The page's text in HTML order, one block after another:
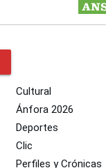
Cultural
Ánfora 2026
Deportes
Clic
Perfiles y Crónicas